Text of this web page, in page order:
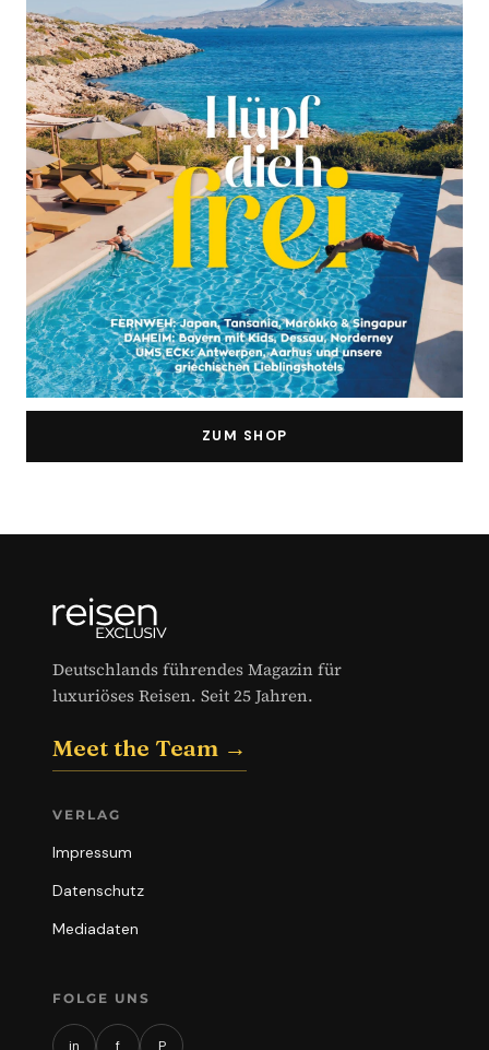
ZUM SHOP
Deutschlands führendes Magazin für
luxuriöses Reisen. Seit 25 Jahren.
Meet the Team →
VERLAG
Impressum
Datenschutz
Mediadaten
FOLGE UNS
in f P